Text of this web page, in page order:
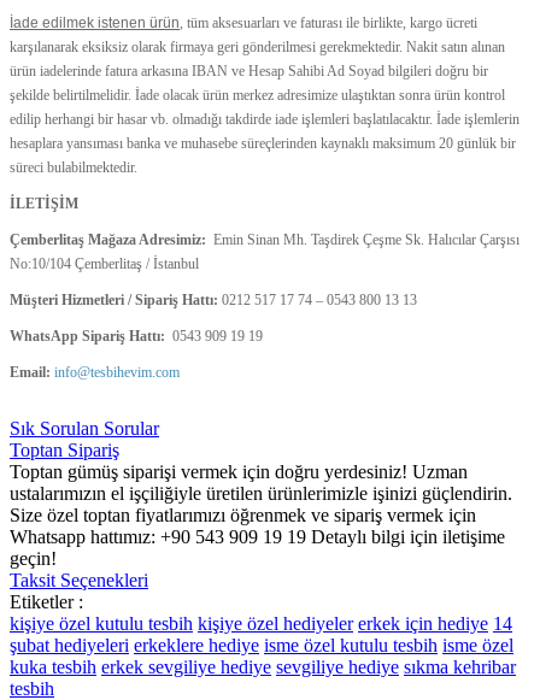
İade edilmek istenen ürün, tüm aksesuarları ve faturası ile birlikte, kargo ücreti
karşılanarak eksiksiz olarak firmaya geri gönderilmesi gerekmektedir. Nakit satın alınan
ürün iadelerinde fatura arkasına IBAN ve Hesap Sahibi Ad Soyad bilgileri doğru bir
şekilde belirtilmelidir. İade olacak ürün merkez adresimize ulaştıktan sonra ürün kontrol
edilip herhangi bir hasar vb. olmadığı takdirde iade işlemleri başlatılacaktır. İade işlemlerin
hesaplara yansıması banka ve muhasebe süreçlerinden kaynaklı maksimum 20 günlük bir
süreci bulabilmektedir.
İLETİŞİM
Çemberlitaş Mağaza Adresimiz: Emin Sinan Mh. Taşdirek Çeşme Sk. Halıcılar Çarşısı
No:10/104 Çemberlitaş / İstanbul
Müşteri Hizmetleri / Sipariş Hattı: 0212 517 17 74 – 0543 800 13 13
WhatsApp Sipariş Hattı: 0543 909 19 19
Email: info@tesbihevim.com
Sık Sorulan Sorular
Toptan Sipariş
Toptan gümüş siparişi vermek için doğru yerdesiniz! Uzman
ustalarımızın el işçiliğiyle üretilen ürünlerimizle işinizi güçlendirin.
Size özel toptan fiyatlarımızı öğrenmek ve sipariş vermek için
Whatsapp hattımız: +90 543 909 19 19 Detaylı bilgi için iletişime
geçin!
Taksit Seçenekleri
Etiketler :
kişiye özel kutulu tesbih kişiye özel hediyeler erkek için hediye 14
şubat hediyeleri erkeklere hediye isme özel kutulu tesbih isme özel
kuka tesbih erkek sevgiliye hediye sevgiliye hediye sıkma kehribar
tesbih